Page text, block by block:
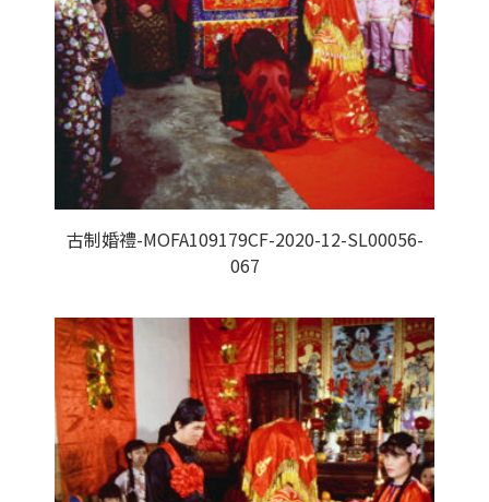
古制婚禮-MOFA109179CF-2020-12-SL00056-
067